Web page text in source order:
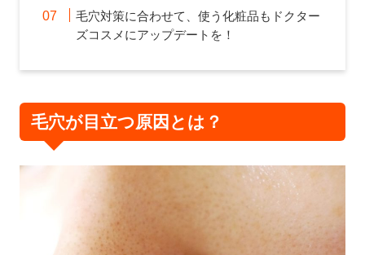
毛穴対策に合わせて、使う化粧品もドクター
ズコスメにアップデートを！
毛穴が目立つ原因とは？